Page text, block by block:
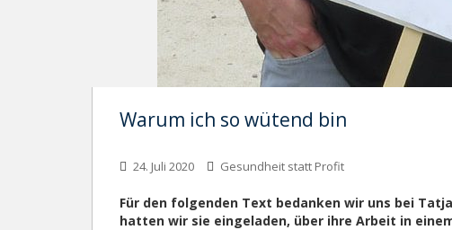
Warum ich so wütend bin
24. Juli 2020 Gesundheit statt Profit
Für den folgenden Text bedanken wir uns bei
hatten wir sie eingeladen, über ihre Arbeit in